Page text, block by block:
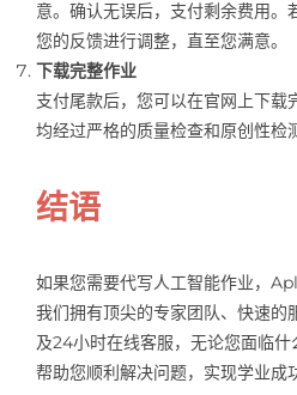
意。确认无误后，支付剩余费用。
您的反馈进行调整，直至您满意。
下载完整作业
支付尾款后，您可以在官网上下载
均经过严格的质量检查和原创性检
结语
如果您需要代写人工智能作业，
我们拥有顶尖的专家团队、快速的
及24小时在线客服，无论您面临
帮助您顺利解决问题，实现学业成